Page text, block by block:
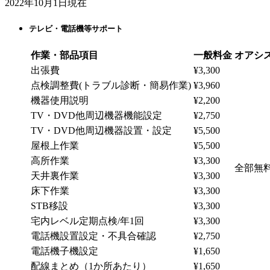
2022年10月1日現在
テレビ・電話機等サポート
作業・部品項目 一般料金 オアシ
出張費
¥3,300
全部無
点検調整費(トラブル診断・簡易作業) ¥3,960
機器使用説明
¥2,200
TV・DVD他周辺機器機能設定
¥2,750
TV・DVD他周辺機器設置・設定
¥5,500
屋根上作業
¥5,500
高所作業
¥3,300
天井裏作業
¥3,300
床下作業
¥3,300
STB移設
¥3,300
宅内レベル定期点検/年1回
¥3,300
電話機設置設定・不具合確認
¥2,750
電話機子機設定
¥1,650
配線まとめ（1か所あたり）
¥1,650